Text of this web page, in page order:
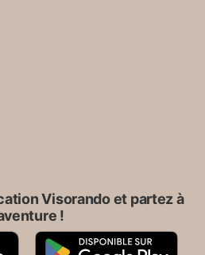
Visorando et partez à
!
A
G